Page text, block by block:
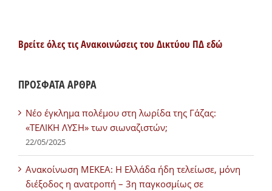
Βρείτε όλες τις Ανακοινώσεις του Δικτύου ΠΔ εδώ
ΠΡΟΣΦΑΤΑ ΑΡΘΡΑ
Νέο έγκλημα πολέμου στη λωρίδα της Γάζας:
«ΤΕΛΙΚΗ ΛΥΣΗ» των σιωναζιστών;
22/05/2025
Ανακοίνωση ΜΕΚΕΑ: Η Ελλάδα ήδη τελείωσε, μόνη
διέξοδος η ανατροπή – 3η παγκοσμίως σε